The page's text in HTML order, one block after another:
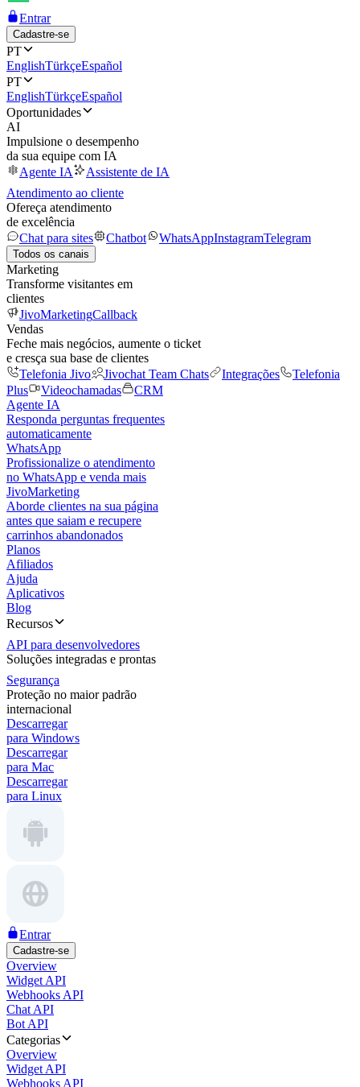
Entrar
Cadastre-se
PT
EnglishTürkçeEspañol
PT
EnglishTürkçeEspañol
Oportunidades
AI
Impulsione o desempenho
da sua equipe com IA
Agente IA
Assistente de IA
Atendimento ao cliente
Ofereça atendimento
de excelência
Chat para sites
Chatbot WhatsAppInstagramTelegram
Todos os canais
Marketing
Transforme visitantes em
clientes
JivoMarketingCallback
Vendas
Feche mais negócios, aumente o ticket
e cresça sua base de clientes
Telefonia Jivo
Jivochat Team Chats Integrações
Telefonia
Plus
Videochamadas
CRM
Agente IA
Responda perguntas frequentes
automaticamente
WhatsApp
Profissionalize o atendimento
no WhatsApp e venda mais
JivoMarketing
Aborde clientes na sua página
antes que saiam e recupere
carrinhos abandonados
Planos
Afiliados
Ajuda
Aplicativos
Blog
Recursos
API para desenvolvedores
Soluções integradas e prontas
Segurança
Proteção no maior padrão
internacional
Descarregar
para Windows
Descarregar
para Mac
Descarregar
para Linux
Entrar
Cadastre-se
Overview
Widget API
Webhooks API
Chat API
Bot API
Categorias
Overview
Widget API
Webhooks API